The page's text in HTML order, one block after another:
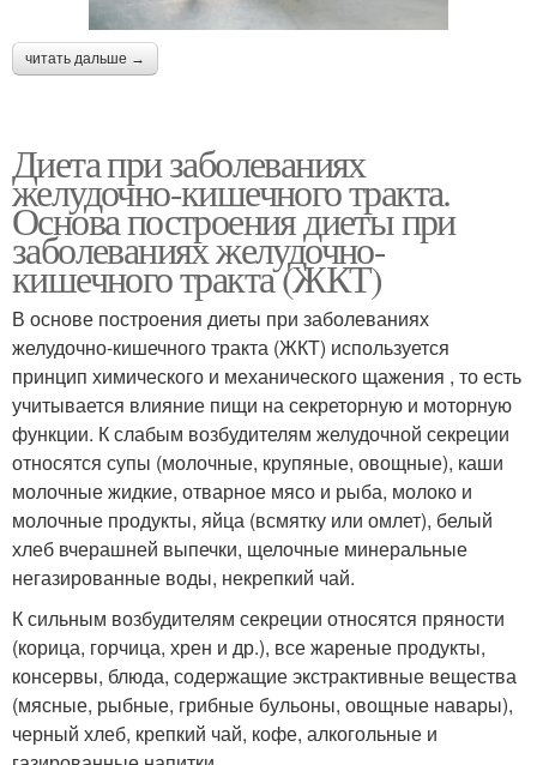
читать дальше →
Диета при заболеваниях
желудочно-кишечного тракта.
Основа построения диеты при
заболеваниях желудочно-
кишечного тракта (ЖКТ)
В основе построения диеты при заболеваниях
желудочно-кишечного тракта (ЖКТ) используется
принцип химического и механического щажения , то есть
учитывается влияние пищи на секреторную и моторную
функции. К слабым возбудителям желудочной секреции
относятся супы (молочные, крупяные, овощные), каши
молочные жидкие, отварное мясо и рыба, молоко и
молочные продукты, яйца (всмятку или омлет), белый
хлеб вчерашней выпечки, щелочные минеральные
негазированные воды, некрепкий чай.
К сильным возбудителям секреции относятся пряности
(корица, горчица, хрен и др.), все жареные продукты,
консервы, блюда, содержащие экстрактивные вещества
(мясные, рыбные, грибные бульоны, овощные навары),
черный хлеб, крепкий чай, кофе, алкогольные и